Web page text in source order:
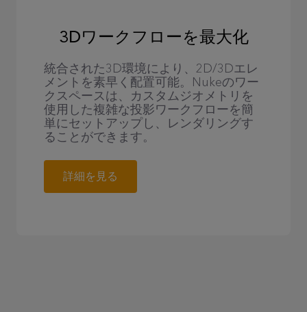
3Dワークフローを最大化
統合された3D環境により、2D/3Dエレ
メントを素早く配置可能。Nukeのワー
クスペースは、カスタムジオメトリを
使用した複雑な投影ワークフローを簡
単にセットアップし、レンダリングす
ることができます。
詳細を見る